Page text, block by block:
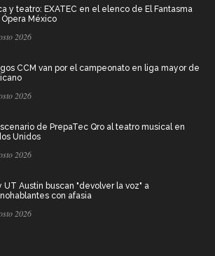
y teatro: EXATEC en el elenco de El Fantasma
México
2026
CCM van por el campeonato en liga mayor de
2026
de PrepaTec Qro al teatro musical en
Unidos
2026
UT Austin buscan "devolver la voz" a
con afasia
2026